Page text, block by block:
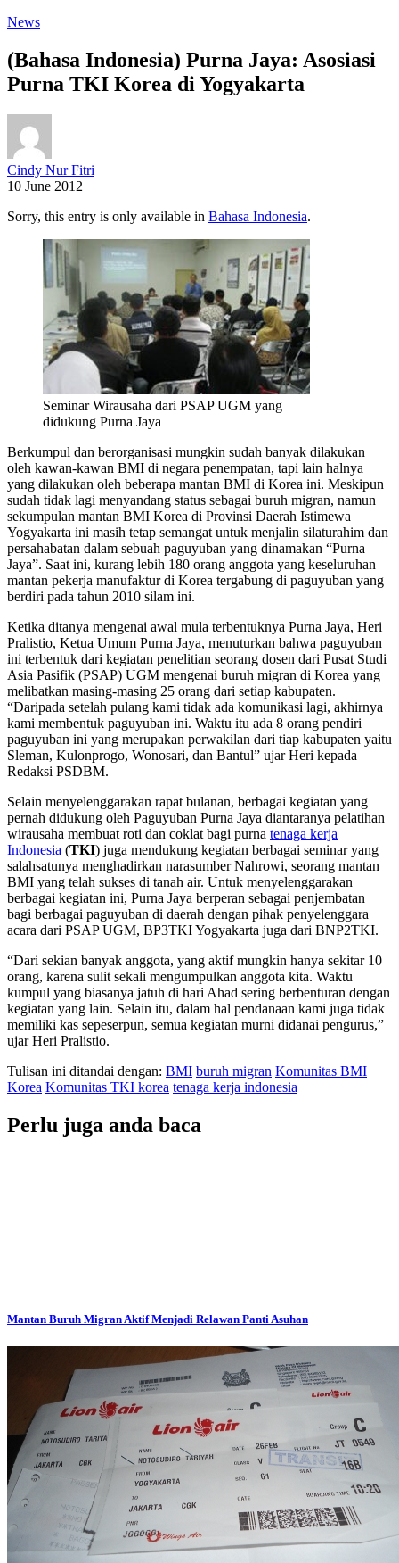
News
(Bahasa Indonesia) Purna Jaya: Asosiasi
Purna TKI Korea di Yogyakarta
Cindy Nur Fitri
10 June 2012
Sorry, this entry is only available in Bahasa Indonesia.
Seminar Wirausaha dari PSAP UGM yang
didukung Purna Jaya
Berkumpul dan berorganisasi mungkin sudah banyak dilakukan
oleh kawan-kawan BMI di negara penempatan, tapi lain halnya
yang dilakukan oleh beberapa mantan BMI di Korea ini. Meskipun
sudah tidak lagi menyandang status sebagai buruh migran, namun
sekumpulan mantan BMI Korea di Provinsi Daerah Istimewa
Yogyakarta ini masih tetap semangat untuk menjalin silaturahim dan
persahabatan dalam sebuah paguyuban yang dinamakan “Purna
Jaya”. Saat ini, kurang lebih 180 orang anggota yang keseluruhan
mantan pekerja manufaktur di Korea tergabung di paguyuban yang
berdiri pada tahun 2010 silam ini.
Ketika ditanya mengenai awal mula terbentuknya Purna Jaya, Heri
Pralistio, Ketua Umum Purna Jaya, menuturkan bahwa paguyuban
ini terbentuk dari kegiatan penelitian seorang dosen dari Pusat Studi
Asia Pasifik (PSAP) UGM mengenai buruh migran di Korea yang
melibatkan masing-masing 25 orang dari setiap kabupaten.
“Daripada setelah pulang kami tidak ada komunikasi lagi, akhirnya
kami membentuk paguyuban ini. Waktu itu ada 8 orang pendiri
paguyuban ini yang merupakan perwakilan dari tiap kabupaten yaitu
Sleman, Kulonprogo, Wonosari, dan Bantul” ujar Heri kepada
Redaksi PSDBM.
Selain menyelenggarakan rapat bulanan, berbagai kegiatan yang
pernah didukung oleh Paguyuban Purna Jaya diantaranya pelatihan
wirausaha membuat roti dan coklat bagi purna tenaga kerja
Indonesia (TKI) juga mendukung kegiatan berbagai seminar yang
salahsatunya menghadirkan narasumber Nahrowi, seorang mantan
BMI yang telah sukses di tanah air. Untuk menyelenggarakan
berbagai kegiatan ini, Purna Jaya berperan sebagai penjembatan
bagi berbagai paguyuban di daerah dengan pihak penyelenggara
acara dari PSAP UGM, BP3TKI Yogyakarta juga dari BNP2TKI.
“Dari sekian banyak anggota, yang aktif mungkin hanya sekitar 10
orang, karena sulit sekali mengumpulkan anggota kita. Waktu
kumpul yang biasanya jatuh di hari Ahad sering berbenturan dengan
kegiatan yang lain. Selain itu, dalam hal pendanaan kami juga tidak
memiliki kas sepeserpun, semua kegiatan murni didanai pengurus,”
ujar Heri Pralistio.
Tulisan ini ditandai dengan: BMI buruh migran Komunitas BMI
Korea Komunitas TKI korea tenaga kerja indonesia
Perlu juga anda baca
Mantan Buruh Migran Aktif Menjadi Relawan Panti Asuhan